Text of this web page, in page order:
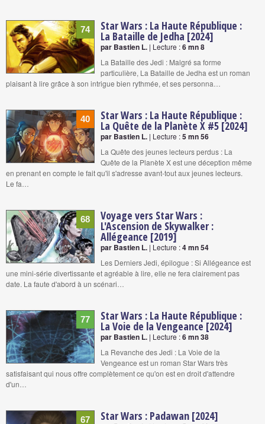
74 Star Wars : La Haute République :
La Bataille de Jedha [2024]
par Bastien L. | Lecture :6 mn 8
La Bataille des Jedi : Malgré sa forme
particulière, La Bataille de Jedha est un roman
plaisant à lire grâce à son intrigue bien rythmée, et ses personna…
40 Star Wars : La Haute République :
La Quête de la Planète X #5 [2024]
par Bastien L. | Lecture :5 mn 56
La Quête des jeunes lecteurs perdus : La
Quête de la Planète X est une déception même
en prenant en compte le fait qu'il s'adresse avant-tout aux jeunes lecteurs.
Le fa…
68 Voyage vers Star Wars :
L'Ascension de Skywalker :
Allégeance [2019]
par Bastien L. | Lecture :4 mn 54
Les Derniers Jedi, épilogue : Si Allégeance est
une mini-série divertissante et agréable à lire, elle ne fera clairement pas
date. La faute d'abord à un scénari…
77 Star Wars : La Haute République :
La Voie de la Vengeance [2024]
par Bastien L. | Lecture :6 mn 38
La Revanche des Jedi : La Voie de la
Vengeance est un roman Star Wars très
satisfaisant qui nous offre complètement ce qu'on est en droit d'attendre
d'un…
67 Star Wars : Padawan [2024]